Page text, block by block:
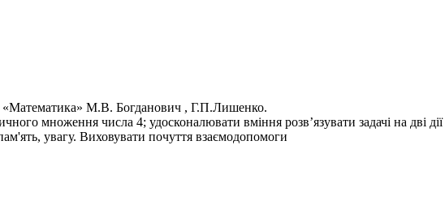
«Математика» М.В. Богданович , Г.П.Лишенко.
множення числа 4; удосконалювати вміння розв’язувати задачі на дві дії
увагу. Виховувати почуття взаємодопомоги